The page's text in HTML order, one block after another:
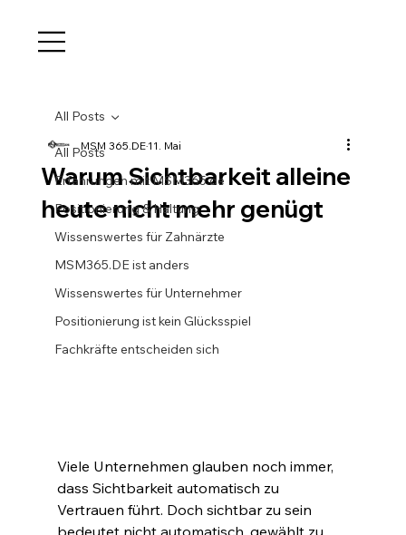
All Posts
Erfahrungen mit MSM365.de
Positionierung & Haltung
Wissenswertes für Zahnärzte
MSM365.DE ist anders
Wissenswertes für Unternehmer
Positionierung ist kein Glücksspiel
Fachkräfte entscheiden sich
All Posts
Warum Sichtbarkeit alleine
heute nicht mehr genügt
MSM 365.DE11. Mai
Viele Unternehmen glauben noch immer,
dass Sichtbarkeit automatisch zu
Vertrauen führt. Doch sichtbar zu sein